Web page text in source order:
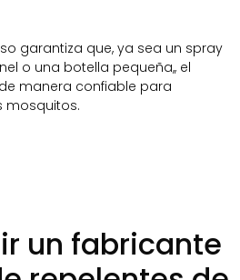
garantiza que, ya sea un spray
o una botella pequeña,, el
manera confiable para
mosquitos.
un fabricante